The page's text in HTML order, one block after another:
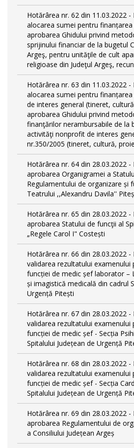
Hotărârea nr. 62 din 11.03.2022
alocarea sumei pentru
aprobarea Ghidului privind
sprijinului financiar de la bugetul
Argeş, pentru unităţile de cult
religioase din Judeţul Argeş,
Hotărârea nr. 63 din 11.03.2022
alocarea sumei pentru
de interes general (tineret,
aprobarea Ghidului privind
finanţărilor nerambursabile de la
activităţi nonprofit de interes
nr.350/2005 (tineret, cultură,
Hotărârea nr. 64 din 28.03.2022
aprobarea Organigramei a
Regulamentului de organizare și
Teatrului ,,Alexandru Davila''
Hotărârea nr. 65 din 28.03.2022
aprobarea Statului de funcţii al
„Regele Carol I" Costești
Hotărârea nr. 66 din 28.03.2022
validarea rezultatului examenului
funcției de medic șef laborator –
și imagistică medicală din cadrul
Urgență Pitești
Hotărârea nr. 67 din 28.03.2022
validarea rezultatului examenului
funcției de medic șef - Secția
Spitalului Județean de Urgență
Hotărârea nr. 68 din 28.03.2022
validarea rezultatului examenului
funcției de medic șef - Secția
Spitalului Județean de Urgență
Hotărârea nr. 69 din 28.03.2022
aprobarea Regulamentului de
a Consiliului Județean Argeș